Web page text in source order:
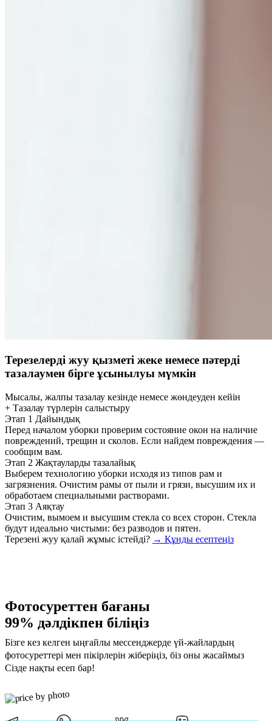
Терезелерді жуу қызметі жеке немесе пәтерді
тазалаумен бірге ұсынылуы мүмкін
Мысалы, жалпы тазалау кезінде немесе жөндеуден кейін
+ Тазалау түрлерін салыстыру
Этап 1 Дайындық
Перед началом уборки проверим состояние окон на наличие
повреждений, трещин и сколов. Если найдем повреждения —
сообщим вам.
Этап 2 Жақтауларды тазалайық
Выберем технологию уборки исходя из типов рам и
загрязнения. Очистим рамы от пыли и грязи, высушим их и
обработаем специальными растворами.
Этап 3 Аяқтау
Очистим, вымоем и высушим стекла со всех сторон. Стекла
будут идеально чистыми: без разводов и пятен.
Терезені жуу қалай жұмыс істейді? → Құнды есептеңіз
Фотосуреттен бағаны
99% дәлдікпен біліңіз
Бізге кез келген ыңғайлы мессенджерде үй-жайлардың
фотосуреттері мен пікірлерін жіберіңіз, біз оны жасаймыз
Сізде нақты есеп бар!